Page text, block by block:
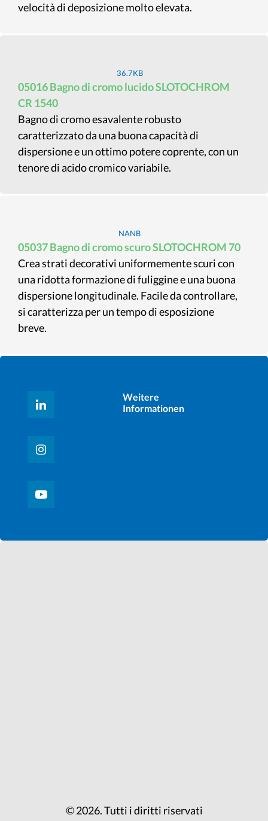
velocità di deposizione molto elevata.
36.7KB
05016 Bagno di cromo lucido SLOTOCHROM
CR 1540
Bagno di cromo esavalente robusto
caratterizzato da una buona capacità di
dispersione e un ottimo potere coprente, con un
tenore di acido cromico variabile.
NANB
05037 Bagno di cromo scuro SLOTOCHROM 70
Crea strati decorativi uniformemente scuri con
una ridotta formazione di fuliggine e una buona
dispersione longitudinale. Facile da controllare,
si caratterizza per un tempo di esposizione
breve.
Weitere
Informationen
© 2026. Tutti i diritti riservati